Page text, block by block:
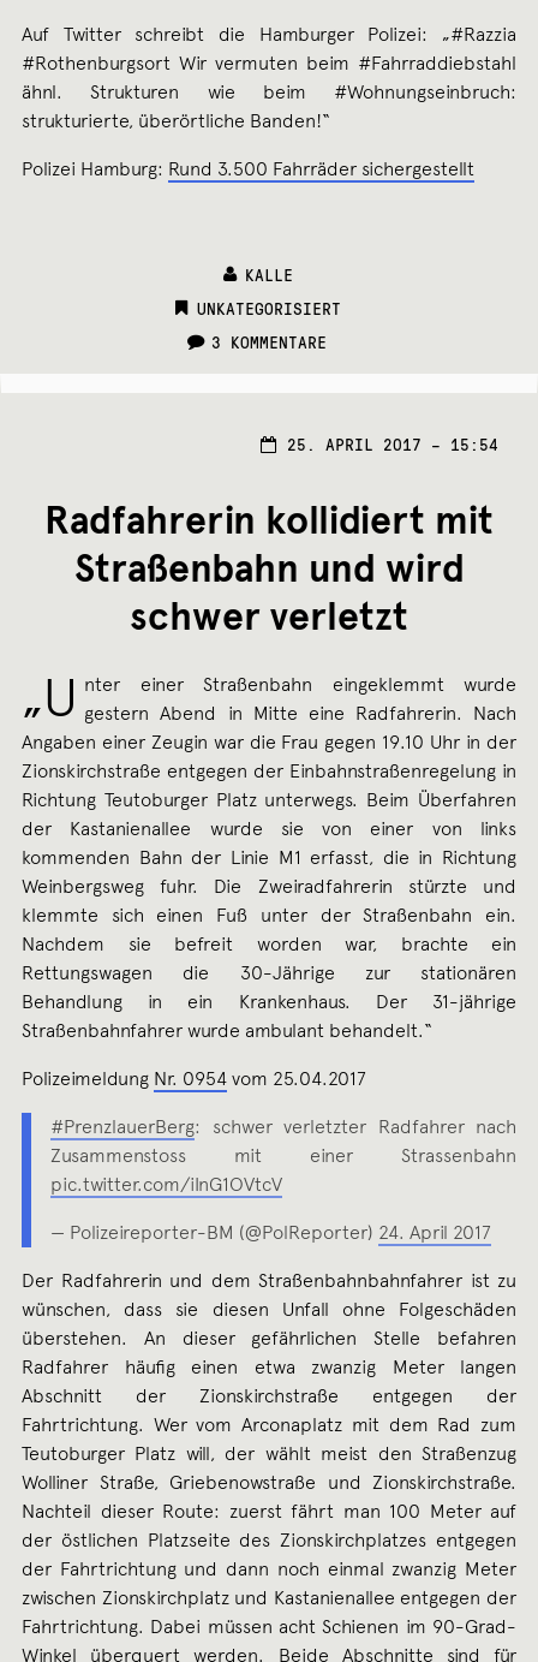
Auf Twitter schreibt die Hamburger Polizei: „#Razzia
#Rothenburgsort Wir vermuten beim #Fahrraddiebstahl
ähnl. Strukturen wie beim #Wohnungseinbruch:
strukturierte, überörtliche Banden!“
Polizei Hamburg: Rund 3.500 Fahrräder sichergestellt
KALLE
CATEGORIES:
UNKATEGORISIERT
3 KOMMENTARE
25. APRIL 2017 – 15:54
Radfahrerin kollidiert mit
Straßenbahn und wird
schwer verletzt
„U nter einer Straßenbahn eingeklemmt wurde
gestern Abend in Mitte eine Radfahrerin. Nach
Angaben einer Zeugin war die Frau gegen 19.10 Uhr in der
Zionskirchstraße entgegen der Einbahnstraßenregelung in
Richtung Teutoburger Platz unterwegs. Beim Überfahren
der Kastanienallee wurde sie von einer von links
kommenden Bahn der Linie M1 erfasst, die in Richtung
Weinbergsweg fuhr. Die Zweiradfahrerin stürzte und
klemmte sich einen Fuß unter der Straßenbahn ein.
Nachdem sie befreit worden war, brachte ein
Rettungswagen die 30-Jährige zur stationären
Behandlung in ein Krankenhaus. Der 31-jährige
Straßenbahnfahrer wurde ambulant behandelt.“
Polizeimeldung Nr. 0954 vom 25.04.2017
#PrenzlauerBerg: schwer verletzter Radfahrer nach
Zusammenstoss mit einer Strassenbahn
pic.twitter.com/iInG1OVtcV
— Polizeireporter-BM (@PolReporter) 24. April 2017
Der Radfahrerin und dem Straßenbahnbahnfahrer ist zu
wünschen, dass sie diesen Unfall ohne Folgeschäden
überstehen. An dieser gefährlichen Stelle befahren
Radfahrer häufig einen etwa zwanzig Meter langen
Abschnitt der Zionskirchstraße entgegen der
Fahrtrichtung. Wer vom Arconaplatz mit dem Rad zum
Teutoburger Platz will, der wählt meist den Straßenzug
Wolliner Straße, Griebenowstraße und Zionskirchstraße.
Nachteil dieser Route: zuerst fährt man 100 Meter auf
der östlichen Platzseite des Zionskirchplatzes entgegen
der Fahrtrichtung und dann noch einmal zwanzig Meter
zwischen Zionskirchplatz und Kastanienallee entgegen der
Fahrtrichtung. Dabei müssen acht Schienen im 90-Grad-
Winkel überquert werden. Beide Abschnitte sind für